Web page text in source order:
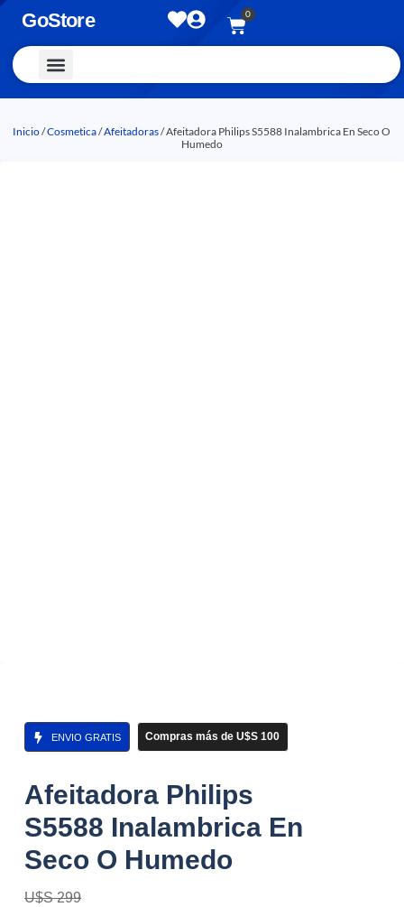
GoStore 0
Inicio/Cosmetica/Afeitadoras/ Afeitadora Philips S5588 Inalambrica En Seco O
Humedo
ENVIO GRATIS Compras más de U$S 100
Afeitadora Philips
S5588 Inalambrica En
Seco O Humedo
U$S299